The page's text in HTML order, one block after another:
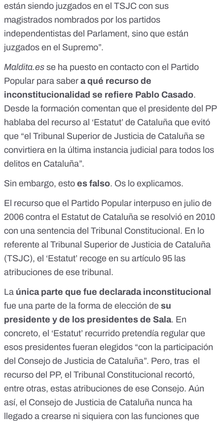
están siendo juzgados en el TSJC con sus
magistrados nombrados por los partidos
independentistas del Parlament, sino que están
juzgados en el Supremo”.
Maldita.es se ha puesto en contacto con el Partido
Popular para saber a qué recurso de
inconstitucionalidad se refiere Pablo Casado.
Desde la formación comentan que el presidente del PP
hablaba del recurso al ‘Estatut’ de Cataluña que evitó
que “el Tribunal Superior de Justicia de Cataluña se
convirtiera en la última instancia judicial para todos los
delitos en Cataluña”.
Sin embargo, esto es falso. Os lo explicamos.
El recurso que el Partido Popular interpuso en julio de
2006 contra el Estatut de Cataluña se resolvió en 2010
con una sentencia del Tribunal Constitucional. En lo
referente al Tribunal Superior de Justicia de Cataluña
(TSJC), el ‘Estatut’ recoge en su artículo 95 las
atribuciones de ese tribunal.
La única parte que fue declarada inconstitucional
fue una parte de la forma de elección de su
presidente y de los presidentes de Sala. En
concreto, el ‘Estatut’ recurrido pretendía regular que
esos presidentes fueran elegidos “con la participación
del Consejo de Justicia de Cataluña”. Pero, tras el
recurso del PP, el Tribunal Constitucional recortó,
entre otras, estas atribuciones de ese Consejo. Aún
así, el Consejo de Justicia de Cataluña nunca ha
llegado a crearse ni siquiera con las funciones que